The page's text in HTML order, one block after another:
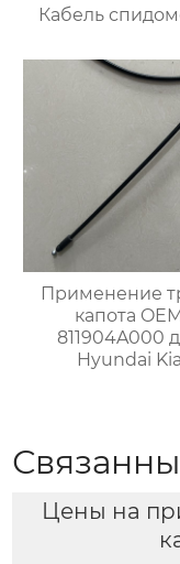
Кабель
Применение
капота
811904A000
Hyundai Kia
Цены на